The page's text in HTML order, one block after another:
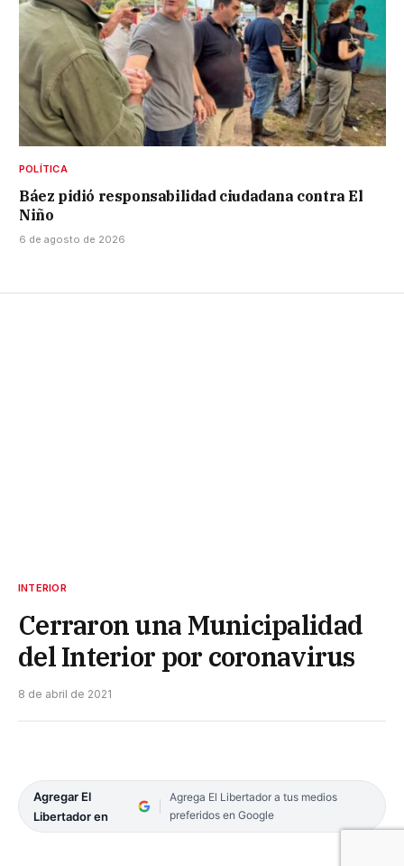
POLÍTICA
Báez pidió responsabilidad ciudadana contra El
Niño
6 de agosto de 2026
INTERIOR
Cerraron una Municipalidad
del Interior por coronavirus
8 de abril de 2021
Agregar El
Libertador en
Agrega El Libertador a tus medios
preferidos en Google